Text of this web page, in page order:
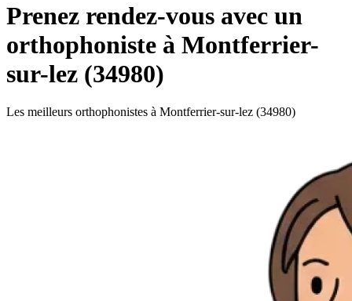
Prenez rendez-vous avec un
orthophoniste à Montferrier-
sur-lez (34980)
Les meilleurs orthophonistes à Montferrier-sur-lez (34980)